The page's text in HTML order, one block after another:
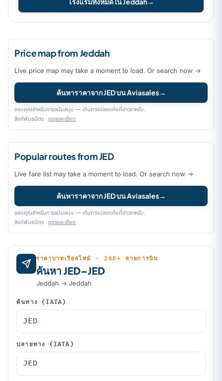
Price map from Jeddah
Live price map may take a moment to load. Or search now →
ค้นหาราคาจาก JED บน Aviasales→
ขอบคุณสำหรับการสนับสนุน — เดินทางปลอดภัยที่อ่าวอาหรับ.
ลิงก์พันธมิตร · ดูรายละเอียด
Popular routes from JED
Live fare list may take a moment to load. Or search now →
ค้นหาราคาจาก JED บน Aviasales→
ขอบคุณสำหรับการสนับสนุน — เดินทางปลอดภัยที่อ่าวอาหรับ.
ลิงก์พันธมิตร · ดูรายละเอียด
ราคาบาทเรียลไทม์ · 200+ สายการบิน
ค้นหา JED–JED
Jeddah → Jeddah
ต้นทาง (IATA)
ปลายทาง (IATA)